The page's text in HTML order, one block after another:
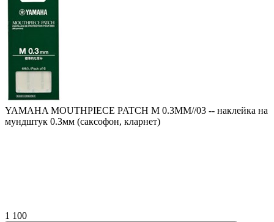
YAMAHA MOUTHPIECE PATCH M 0.3MM//03 -- наклейка на
мундштук 0.3мм (саксофон, кларнет)
1 100